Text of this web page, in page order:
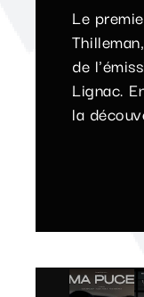
Le
de
Lignac.
la